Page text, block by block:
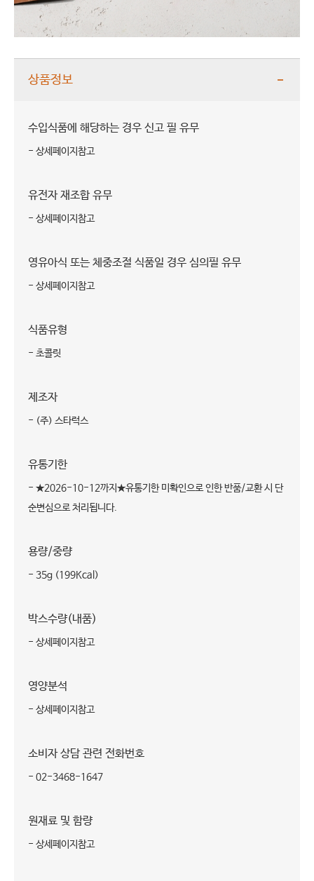
상품정보
수입식품에 해당하는 경우 신고 필 유무
- 상세페이지참고
유전자 재조합 유무
- 상세페이지참고
영유아식 또는 체중조절 식품일 경우 심의필 유무
- 상세페이지참고
식품유형
- 초콜릿
제조자
- (주) 스타럭스
유통기한
- ★2026-10-12까지★유통기한 미확인으로 인한 반품/교환 시 단
순변심으로 처리됩니다.
용량/중량
- 35g (199Kcal)
박스수량(내품)
- 상세페이지참고
영양분석
- 상세페이지참고
소비자 상담 관련 전화번호
- 02-3468-1647
원재료 및 함량
- 상세페이지참고